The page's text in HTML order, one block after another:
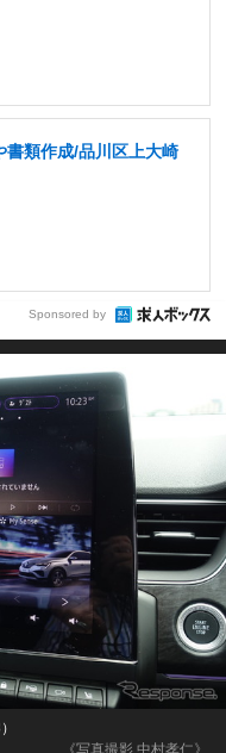
書類作成/品川区上大崎
Sponsored by
《写真撮影 中村孝仁》